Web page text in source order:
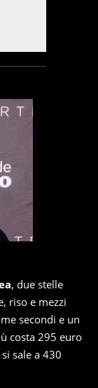
, due stelle
riso e mezzi
secondi e un
costa 295 euro
sale a 430